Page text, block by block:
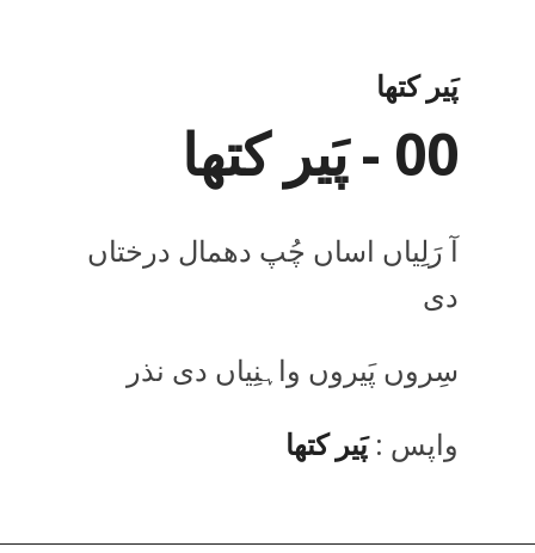
پَیر کتھا
00 - پَیر کتھا
آ رَلِیاں اساں چُپ دھمال درختاں
دی
سِروں پَیروں واہنِیاں دی نذر
واپس :پَیر کتھا